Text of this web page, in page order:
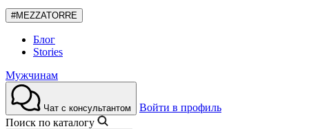
#MEZZATORRE
Блог
Stories
Мужчинам
Чат с консультантом
Войти в профиль
Поиск по каталогу